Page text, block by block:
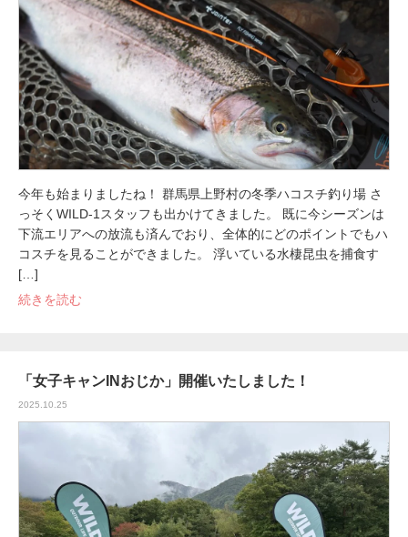
今年も始まりましたね！ 群馬県上野村の冬季ハコスチ釣り場 さ
っそくWILD-1スタッフも出かけてきました。 既に今シーズンは
下流エリアへの放流も済んでおり、全体的にどのポイントでもハ
コスチを見ることができました。 浮いている水棲昆虫を捕食す
[…]
続きを読む
「女子キャンINおじか」開催いたしました！
2025.10.25